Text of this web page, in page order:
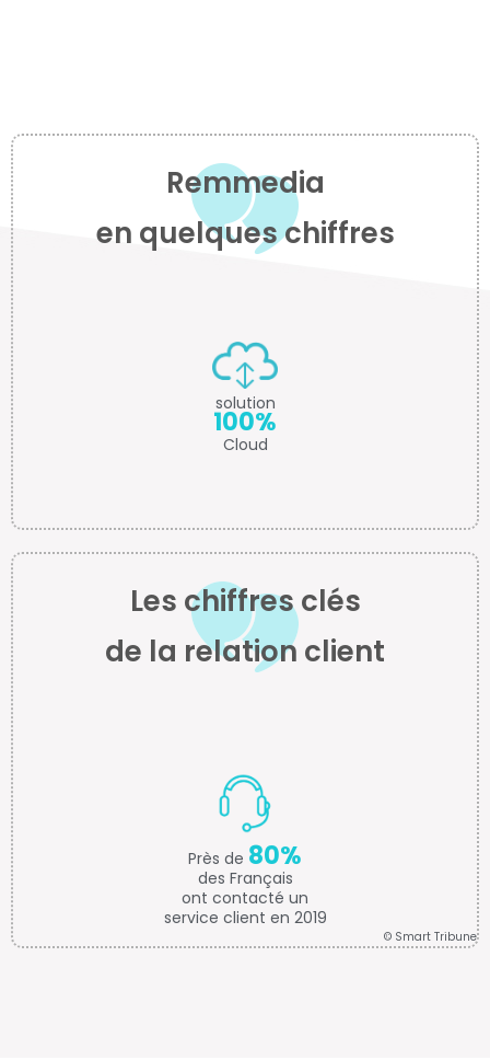
Remmedia
en quelques chiffres
solution
100%
Cloud
Les chiffres clés
de la relation client
Près de 80%
des Français
ont contacté un
service client en 2019
© Smart Tribune